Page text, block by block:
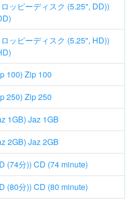
ッピーディスク (5.25", DD))
ッピーディスク (5.25", HD))
100) Zip 100
250) Zip 250
1GB) Jaz 1GB
2GB) Jaz 2GB
(74分)) CD (74 minute)
(80分)) CD (80 minute)